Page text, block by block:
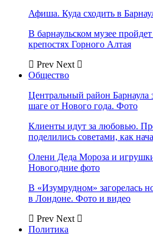
Афиша. Куда сходить в
В барнаульском музее
крепостях Горного Алтая
Prev Next
Общество
Центральный район Барнаула
шаге от Нового года. Фото
Клиенты идут за любовью.
поделились советами, как
Олени Деда Мороза и игрушки
Новогодние фото
В «Изумрудном» загорелась
в Лондоне. Фото и видео
Prev Next
Политика